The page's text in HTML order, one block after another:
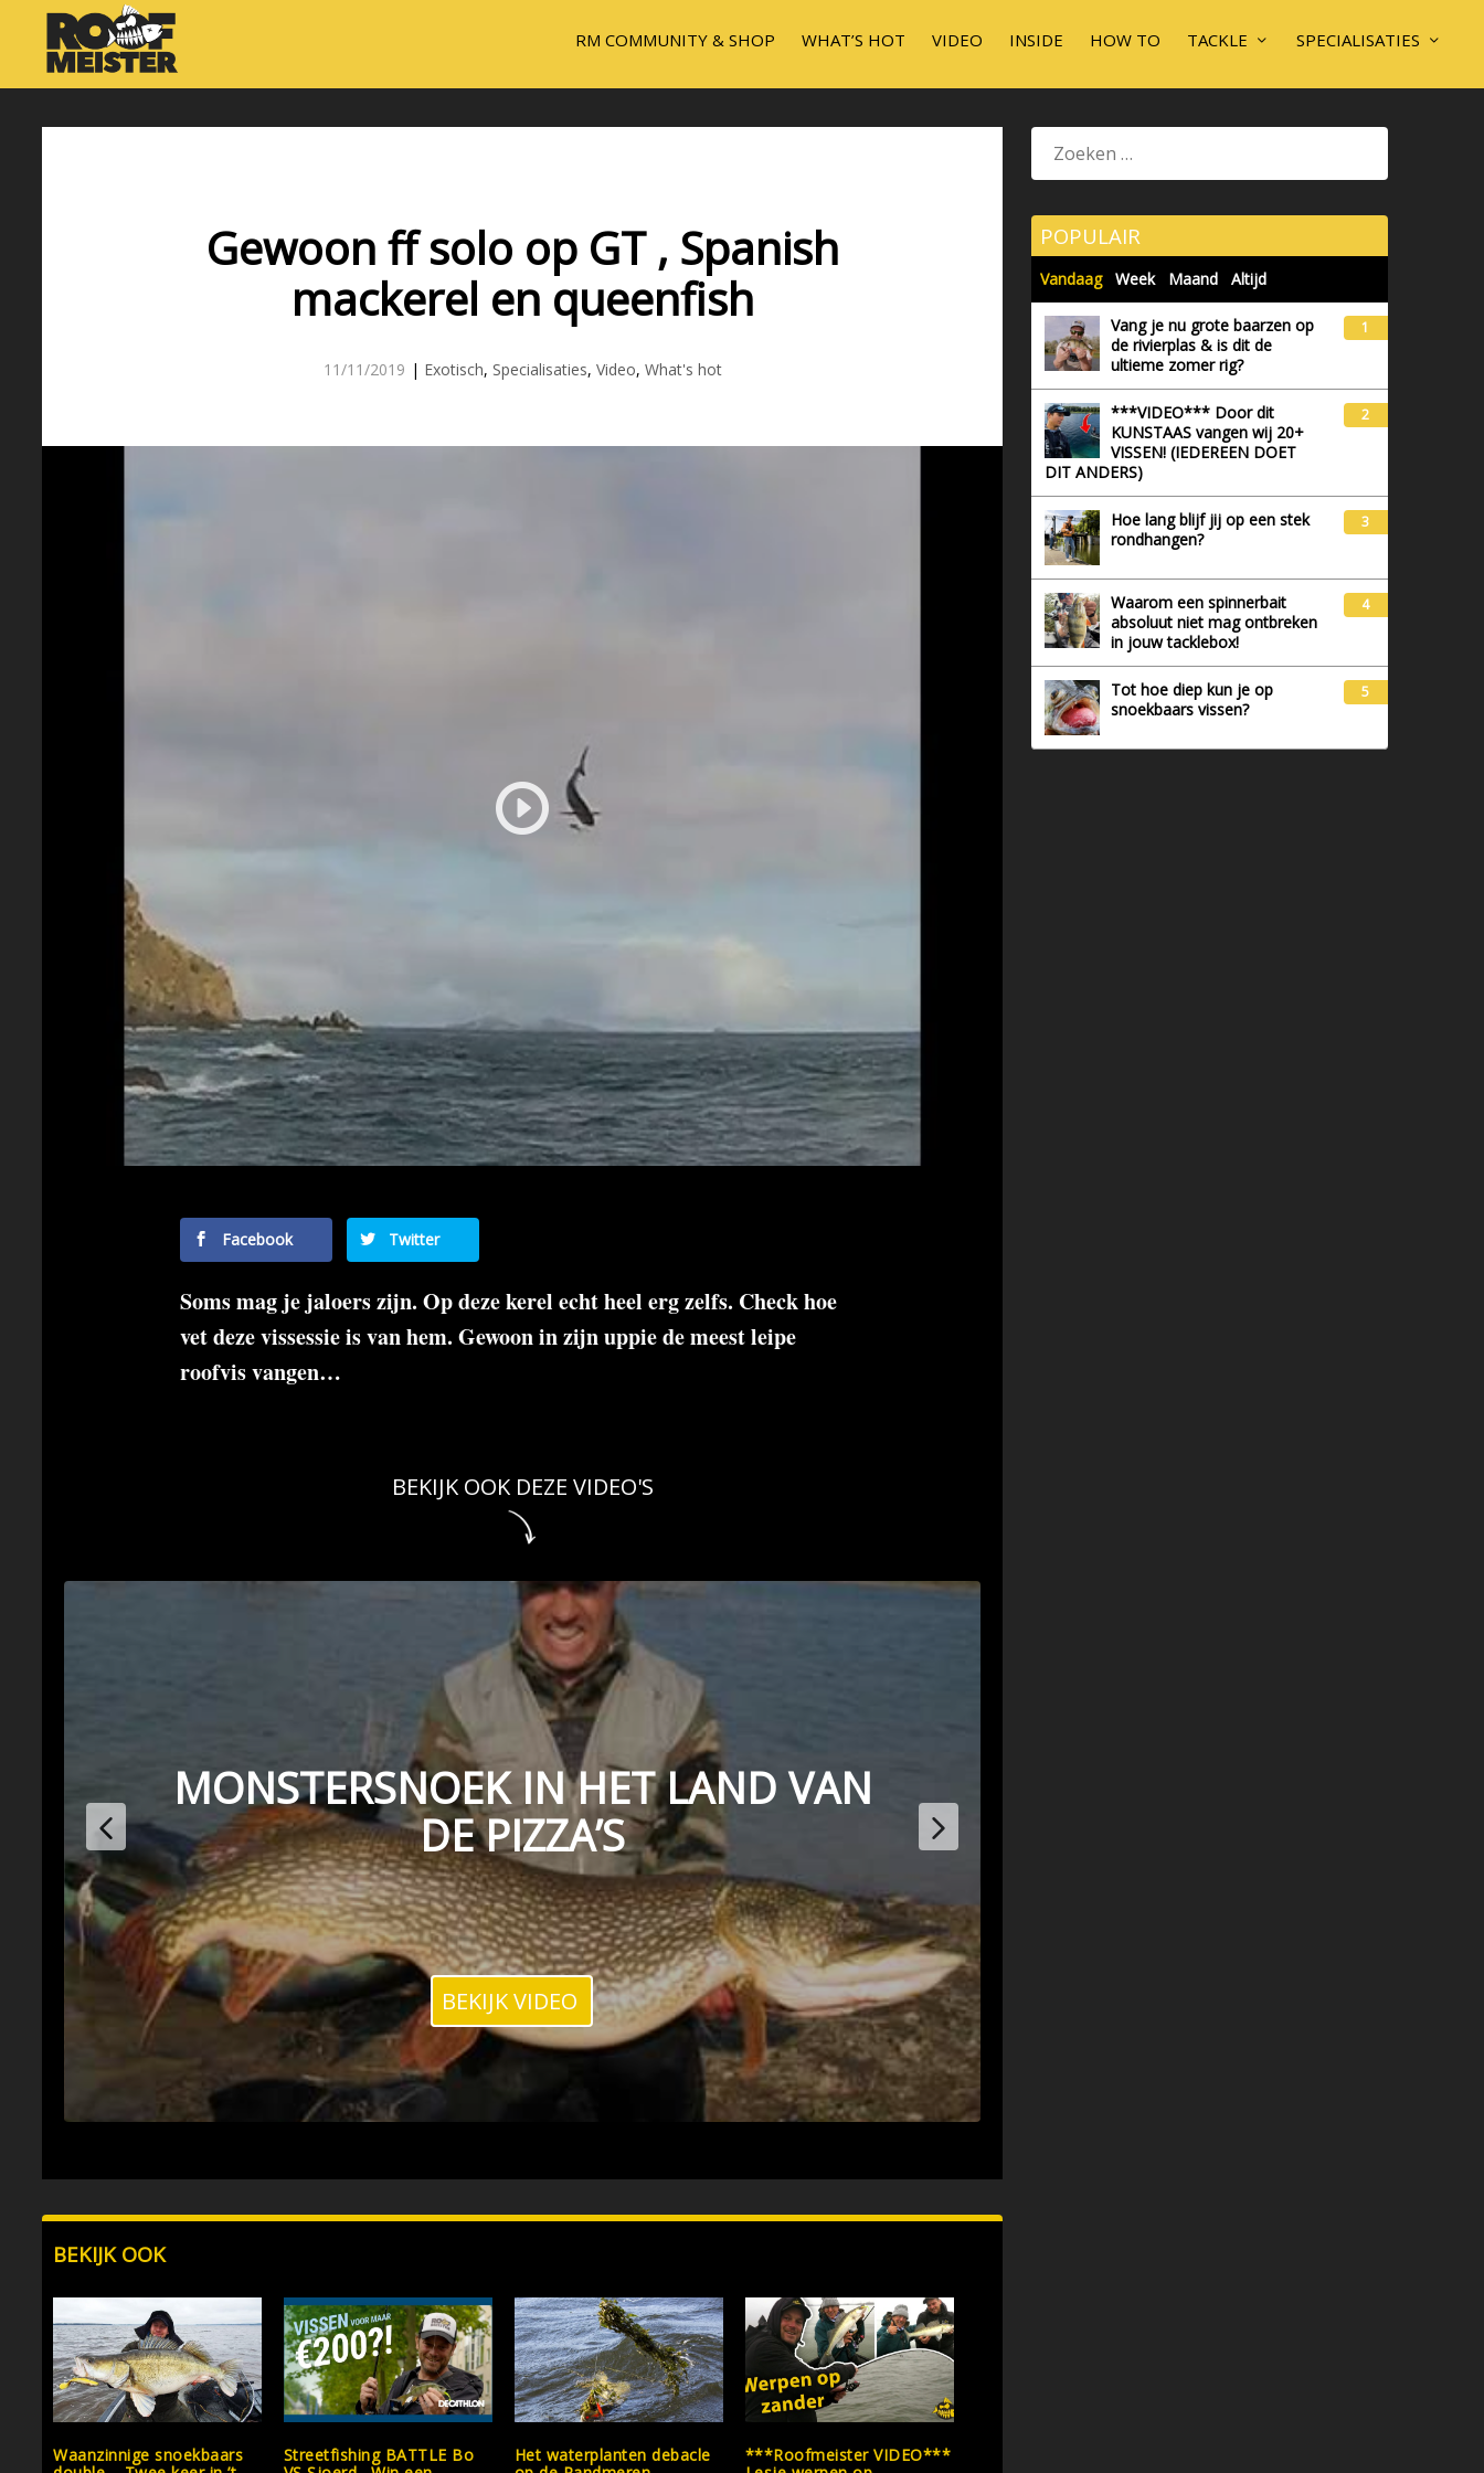
RM COMMUNITY & SHOP WHAT’S HOT VIDEO INSIDE HOW TO TACKLE SPECIALISATIES
Gewoon ff solo op GT , Spanish
mackerel en queenfish
11/11/2019 | Exotisch, Specialisaties, Video, What's hot
Facebook Twitter
Soms mag je jaloers zijn. Op deze kerel echt heel erg zelfs. Check hoe
vet deze vissessie is van hem. Gewoon in zijn uppie de meest leipe
roofvis vangen…
BEKIJK OOK DEZE VIDEO'S
MONSTERSNOEK IN HET LAND VAN
DE PIZZA’S
BEKIJK VIDEO
BEKIJK OOK
Waanzinnige snoekbaars
Streetfishing BATTLE Bo
Het waterplanten debacle
***Roofmeister VIDEO***
POPULAIR
Vandaag Week Maand Altijd
Vang je nu grote baarzen op
de rivierplas & is dit de
ultieme zomer rig?
1
***VIDEO*** Door dit
KUNSTAAS vangen wij 20+
VISSEN! (IEDEREEN DOET
DIT ANDERS)
2
Hoe lang blijf jij op een stek
rondhangen?
3
Waarom een spinnerbait
absoluut niet mag ontbreken
in jouw tacklebox!
4
Tot hoe diep kun je op
snoekbaars vissen?
5